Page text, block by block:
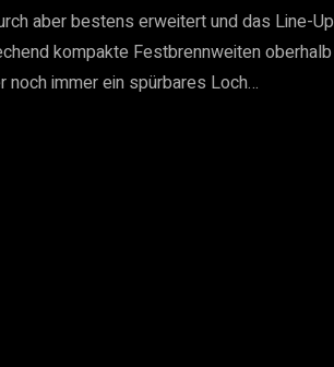
aber bestens erweitert und das Line-Up
kompakte Festbrennweiten oberhalb
immer ein spürbares Loch…